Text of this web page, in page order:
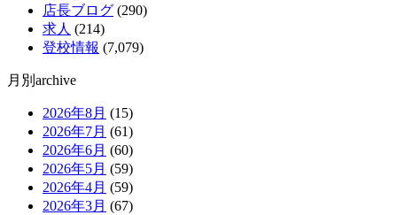
店長ブログ (290)
求人 (214)
登校情報 (7,079)
月別archive
2026年8月 (15)
2026年7月 (61)
2026年6月 (60)
2026年5月 (59)
2026年4月 (59)
2026年3月 (67)